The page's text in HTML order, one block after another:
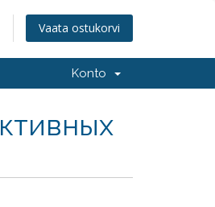
Vaata ostukorvi
Konto